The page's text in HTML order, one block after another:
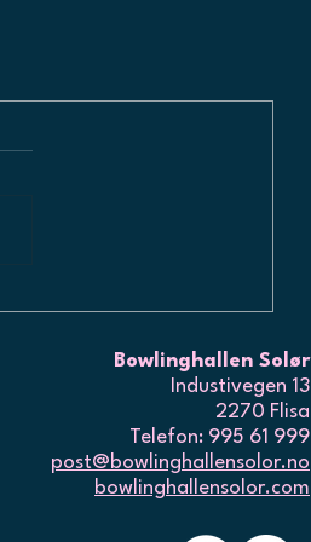
Bowlinghallen Solør
Industivegen 13
2270 Flisa
Telefon: 995 61 999
post@bowlinghallensolor.no
bowlinghallensolor.com